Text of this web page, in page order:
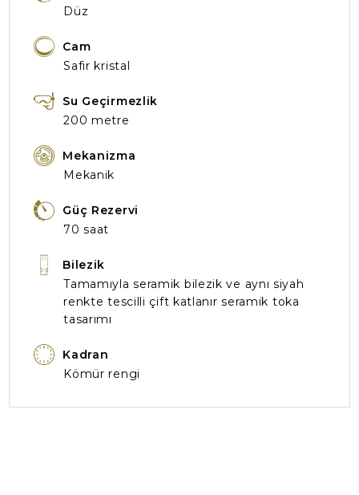
Düz
Cam
Safir kristal
Su Geçirmezlik
200 metre
Mekanizma
Mekanik
Güç Rezervi
70 saat
Bilezik
Tamamıyla seramik bilezik ve aynı siyah
renkte tescilli çift katlanır seramik toka
tasarımı
Kadran
Kömür rengi